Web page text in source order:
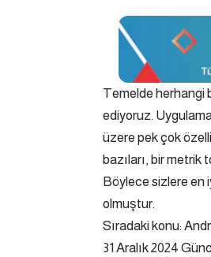
Temelde herhangi
ediyoruz.
üzere pek çok
bazıları, bir metrik
Böylece sizlere en
olmuştur.
Sıradaki konu:
31 Aralık 2024